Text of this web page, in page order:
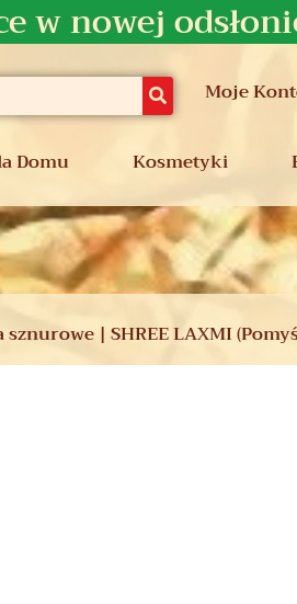
w nowej
Moje
Domu Kosmetyki
sznurowe | SHREE LAXMI